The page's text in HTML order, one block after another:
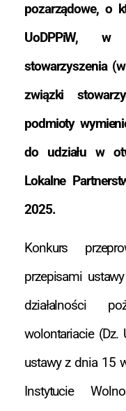
pozarządowe, o
UoDPPiW,
stowarzyszenia
związki
podmioty
do udziału w
Lokalne
2025.
Konkurs
przepisami
działalności
wolontariacie
ustawy z dnia 15
Instytucie